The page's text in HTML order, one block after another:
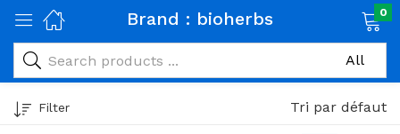
Brand : bioherbs 0
Filter Tri par défaut